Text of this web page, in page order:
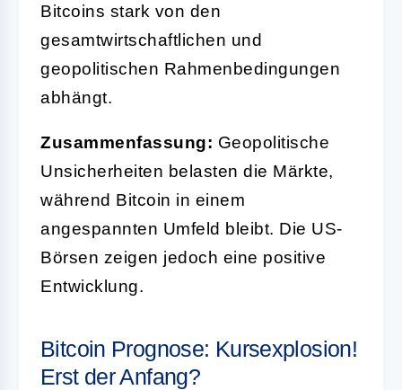
Bitcoins stark von den
gesamtwirtschaftlichen und
geopolitischen Rahmenbedingungen
abhängt.
Zusammenfassung: Geopolitische
Unsicherheiten belasten die Märkte,
während Bitcoin in einem
angespannten Umfeld bleibt. Die US-
Börsen zeigen jedoch eine positive
Entwicklung.
Bitcoin Prognose: Kursexplosion!
Erst der Anfang?